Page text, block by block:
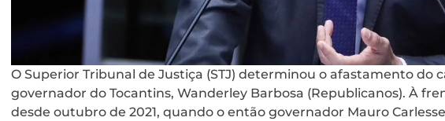
O Superior Tribunal de Justiça (STJ) determinou o afastamento do
governador do Tocantins, Wanderley Barbosa (Republicanos). À
desde outubro de 2021, quando o então governador Mauro